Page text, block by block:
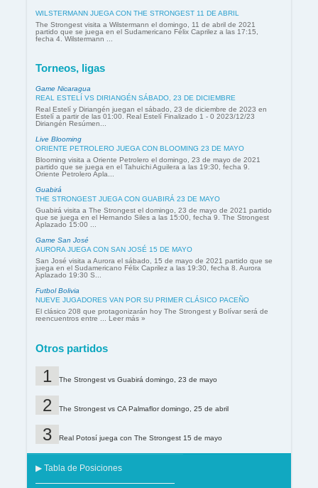
WILSTERMANN JUEGA CON THE STRONGEST 11 DE ABRIL
The Strongest visita a Wilstermann el domingo, 11 de abril de 2021
partido que se juega en el Sudamericano Félix Caprilez a las 17:15,
fecha 4. Wilstermann ...
Torneos, ligas
Game Nicaragua
REAL ESTELÍ VS DIRIANGÉN SÁBADO, 23 DE DICIEMBRE
Real Estelí y Diriangén juegan el sábado, 23 de diciembre de 2023 en
Estelí a partir de las 01:00. Real Estelí Finalizado 1 - 0 2023/12/23
Diriangén Resúmen...
Live Blooming
ORIENTE PETROLERO JUEGA CON BLOOMING 23 DE MAYO
Blooming visita a Oriente Petrolero el domingo, 23 de mayo de 2021
partido que se juega en el Tahuichi Aguilera a las 19:30, fecha 9.
Oriente Petrolero Apla...
Guabirá
THE STRONGEST JUEGA CON GUABIRÁ 23 DE MAYO
Guabirá visita a The Strongest el domingo, 23 de mayo de 2021 partido
que se juega en el Hernando Siles a las 15:00, fecha 9. The Strongest
Aplazado 15:00 ...
Game San José
AURORA JUEGA CON SAN JOSÉ 15 DE MAYO
San José visita a Aurora el sábado, 15 de mayo de 2021 partido que se
juega en el Sudamericano Félix Caprilez a las 19:30, fecha 8. Aurora
Aplazado 19:30 S...
Futbol Bolivia
NUEVE JUGADORES VAN POR SU PRIMER CLÁSICO PACEÑO
El clásico 208 que protagonizarán hoy The Strongest y Bolívar será de
reencuentros entre ... Leer más »
Otros partidos
The Strongest vs Guabirá domingo, 23 de mayo
The Strongest vs CA Palmaflor domingo, 25 de abril
Real Potosí juega con The Strongest 15 de mayo
▶ Tabla de Posiciones